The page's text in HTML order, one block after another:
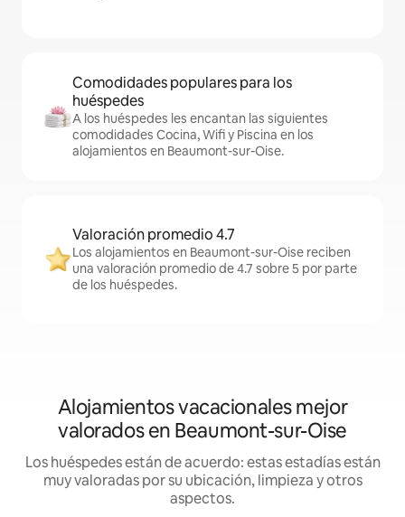
Comodidades populares para los
huéspedes
A los huéspedes les encantan las siguientes
comodidades Cocina, Wifi y Piscina en los
alojamientos en Beaumont-sur-Oise.
Valoración promedio 4.7
Los alojamientos en Beaumont-sur-Oise reciben
una valoración promedio de 4.7 sobre 5 por parte
de los huéspedes.
Alojamientos vacacionales mejor
valorados en Beaumont-sur-Oise
Los huéspedes están de acuerdo: estas estadías están
muy valoradas por su ubicación, limpieza y otros
aspectos.